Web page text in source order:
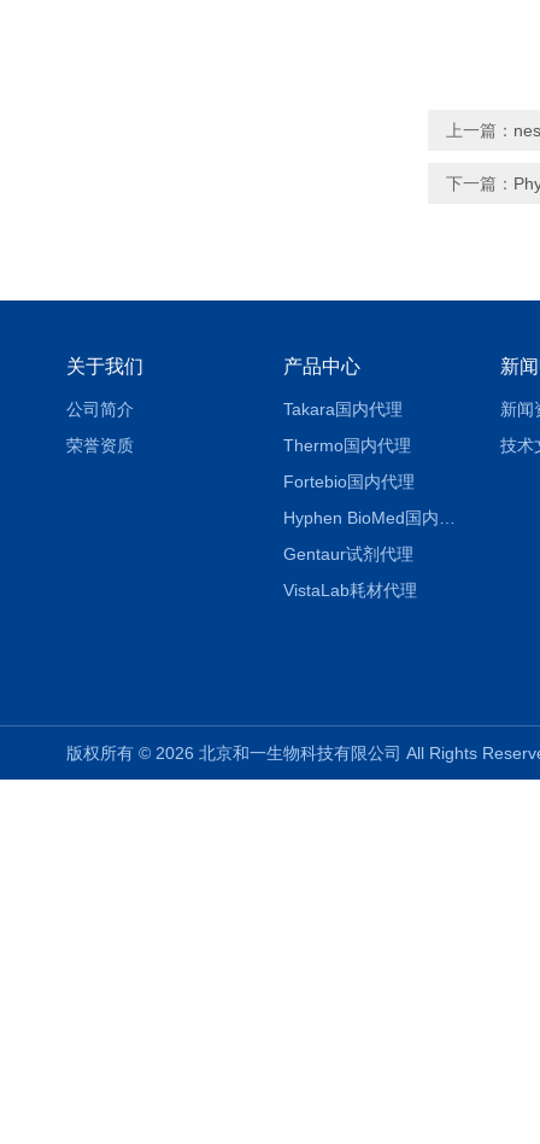
上一篇：
下一篇：
关于我们
公司简介
荣誉资质
产品中心
Takara国内代理
Thermo国内代理
Fortebio国内代理
Gentaur试剂代理
VistaLab耗材代理
新
新闻
技术
版权所有 © 2026 北京和一生物科技有限公司 All Rights